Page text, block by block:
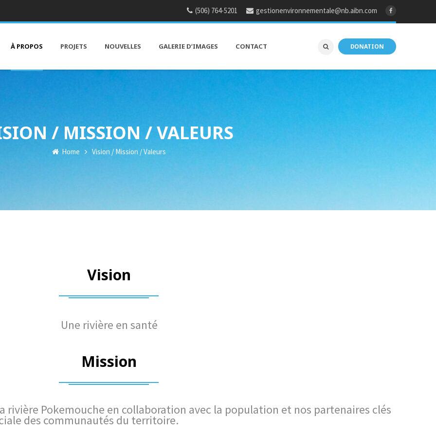
(506) 764-5201 gestionenvironnementale@nb.aibn.com
À PROPOS PROJETS NOUVELLES GALERIE D’IMAGES CONTACT DONATION
/ MISSION / VALEURS
Home Vision / Mission / Valeurs
Vision
Une rivière en santé
Mission
rivière Pokemouche en collaboration avec la population et nos partenaires clés
des communautés du territoire.